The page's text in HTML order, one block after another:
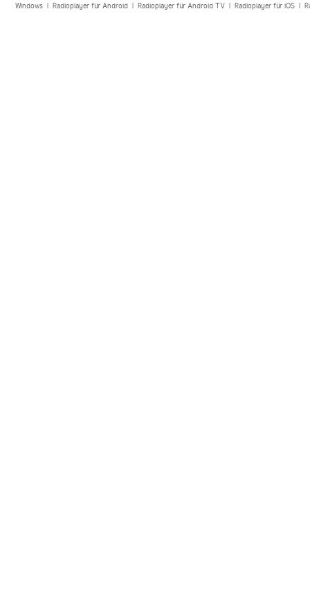
Windows| Radioplayer für Android| Radioplayer für Android TV| Radioplayer für iOS|